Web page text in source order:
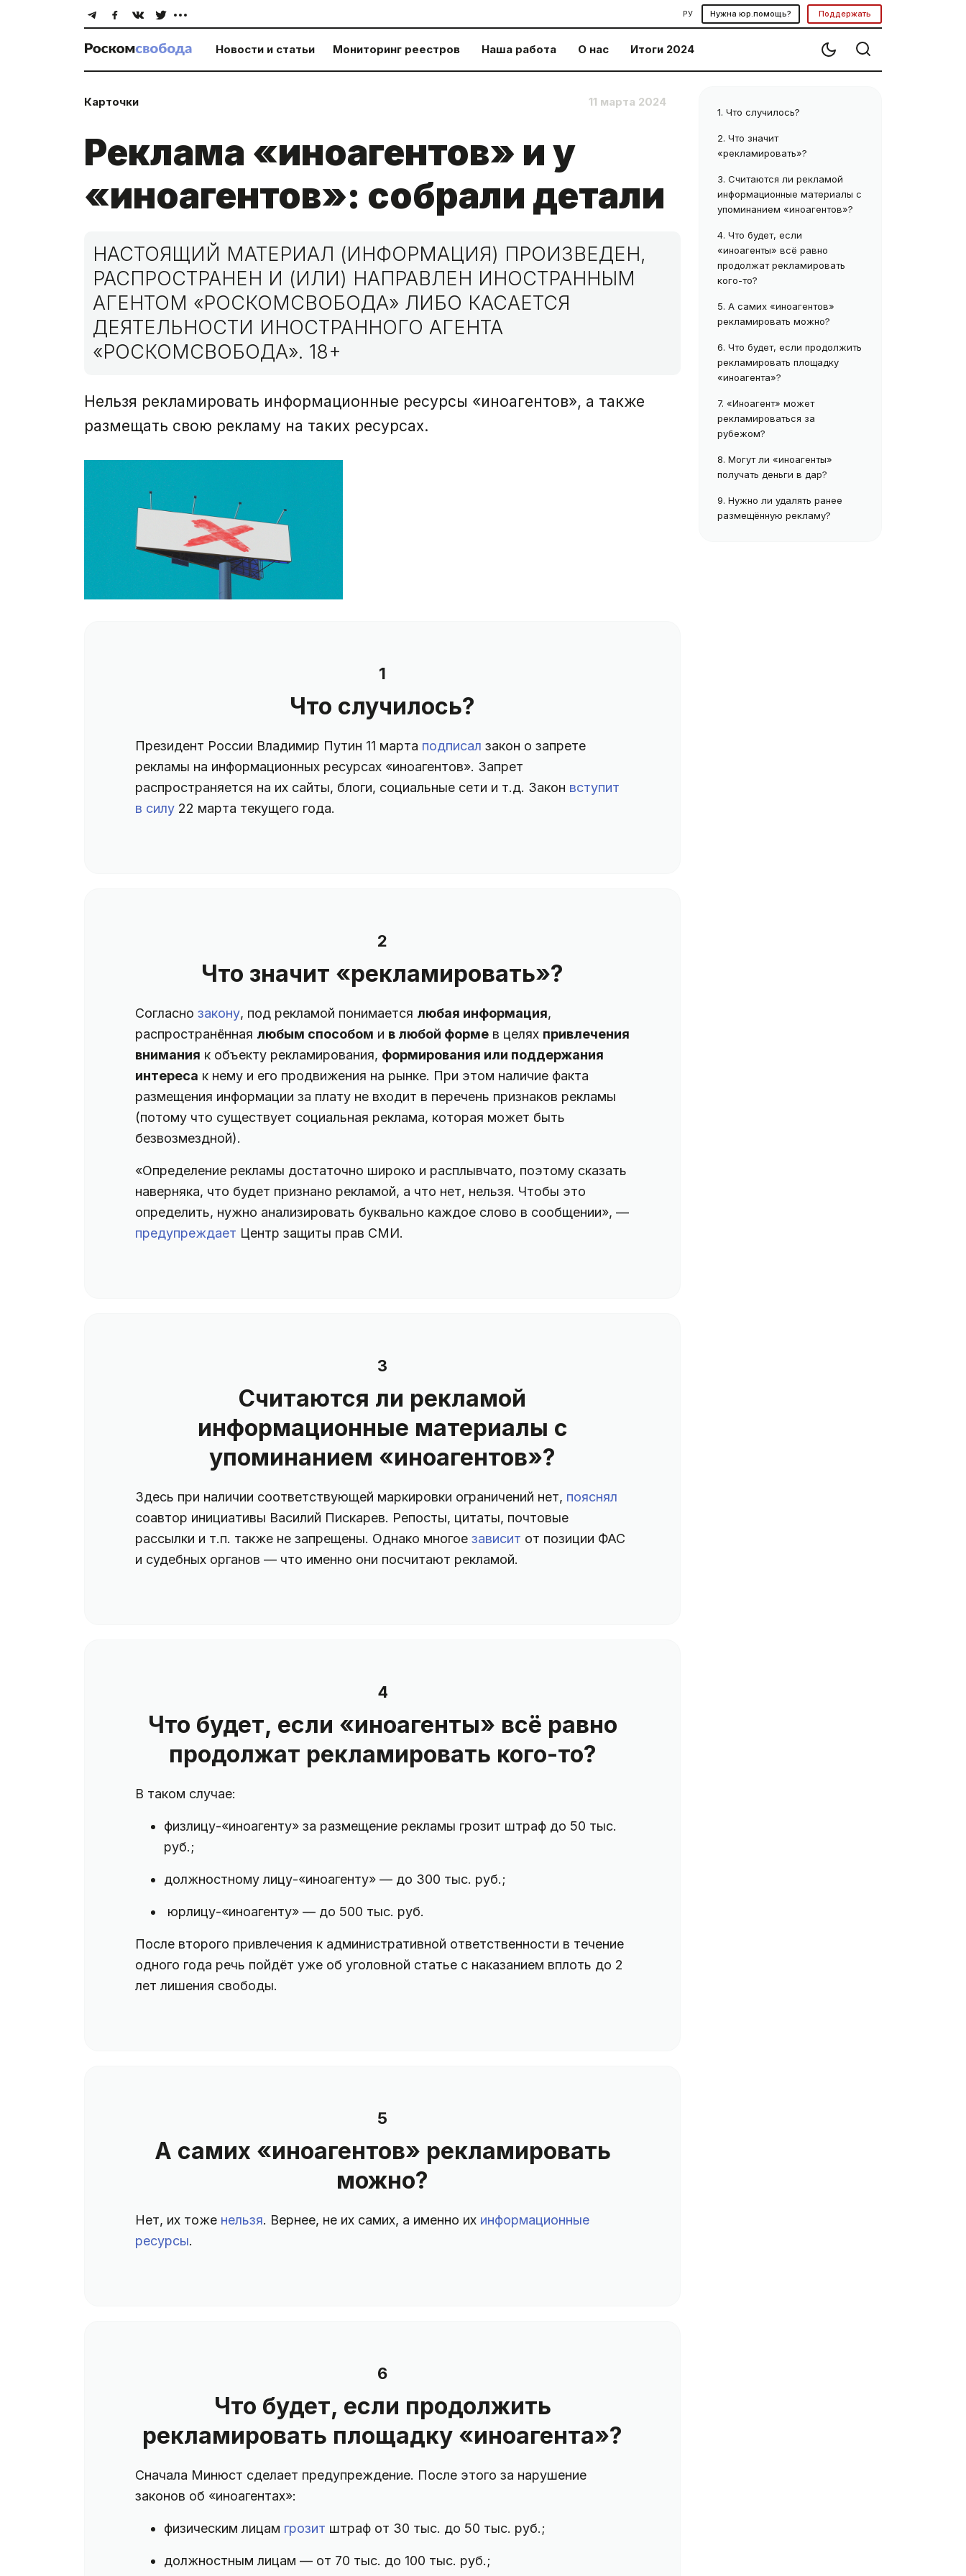
РУ Нужна юр.помощь? Поддержать
Новости и статьи Мониторинг реестров Наша работа О нас Итоги 2024
Карточки 11 марта 2024
Реклама «иноагентов» и у
«иноагентов»: собрали детали
НАСТОЯЩИЙ МАТЕРИАЛ (ИНФОРМАЦИЯ) ПРОИЗВЕДЕН,
РАСПРОСТРАНЕН И (ИЛИ) НАПРАВЛЕН ИНОСТРАННЫМ
АГЕНТОМ «РОСКОМСВОБОДА» ЛИБО КАСАЕТСЯ
ДЕЯТЕЛЬНОСТИ ИНОСТРАННОГО АГЕНТА
«РОСКОМСВОБОДА». 18+
Нельзя рекламировать информационные ресурсы «иноагентов», а также
размещать свою рекламу на таких ресурсах.
1
Что случилось?
Президент России Владимир Путин 11 марта подписал закон о запрете
рекламы на информационных ресурсах «иноагентов». Запрет
распространяется на их сайты, блоги, социальные сети и т.д. Закон вступит
в силу 22 марта текущего года.
2
Что значит «рекламировать»?
Согласно закону, под рекламой понимается любая информация,
распространённая любым способом и в любой форме в целях привлечения
внимания к объекту рекламирования, формирования или поддержания
интереса к нему и его продвижения на рынке. При этом наличие факта
размещения информации за плату не входит в перечень признаков рекламы
(потому что существует социальная реклама, которая может быть
безвозмездной).
«Определение рекламы достаточно широко и расплывчато, поэтому сказать
наверняка, что будет признано рекламой, а что нет, нельзя. Чтобы это
определить, нужно анализировать буквально каждое слово в сообщении», —
предупреждает Центр защиты прав СМИ.
3
Считаются ли рекламой
информационные материалы с
упоминанием «иноагентов»?
Здесь при наличии соответствующей маркировки ограничений нет, пояснял
соавтор инициативы Василий Пискарев. Репосты, цитаты, почтовые
рассылки и т.п. также не запрещены. Однако многое зависит от позиции ФАС
и судебных органов — что именно они посчитают рекламой.
4
Что будет, если «иноагенты» всё равно
продолжат рекламировать кого-то?
В таком случае:
физлицу-«иноагенту» за размещение рекламы грозит штраф до 50 тыс.
руб.;
должностному лицу-«иноагенту» — до 300 тыс. руб.;
юрлицу-«иноагенту» — до 500 тыс. руб.
После второго привлечения к административной ответственности в течение
одного года речь пойдёт уже об уголовной статье с наказанием вплоть до 2
лет лишения свободы.
5
А самих «иноагентов» рекламировать
можно?
Нет, их тоже нельзя. Вернее, не их самих, а именно их информационные
ресурсы.
6
Что будет, если продолжить
рекламировать площадку «иноагента»?
Сначала Минюст сделает предупреждение. После этого за нарушение
законов об «иноагентах»:
физическим лицам грозит штраф от 30 тыс. до 50 тыс. руб.;
должностным лицам — от 70 тыс. до 100 тыс. руб.;
1. Что случилось?
2. Что значит
«рекламировать»?
3. Считаются ли рекламой
информационные материалы с
упоминанием «иноагентов»?
4. Что будет, если
«иноагенты» всё равно
продолжат рекламировать
кого-то?
5. А самих «иноагентов»
рекламировать можно?
6. Что будет, если продолжить
рекламировать площадку
«иноагента»?
7. «Иноагент» может
рекламироваться за
рубежом?
8. Могут ли «иноагенты»
получать деньги в дар?
9. Нужно ли удалять ранее
размещённую рекламу?